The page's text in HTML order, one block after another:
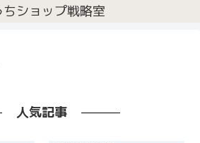
ちショップ戦略室
人気記事